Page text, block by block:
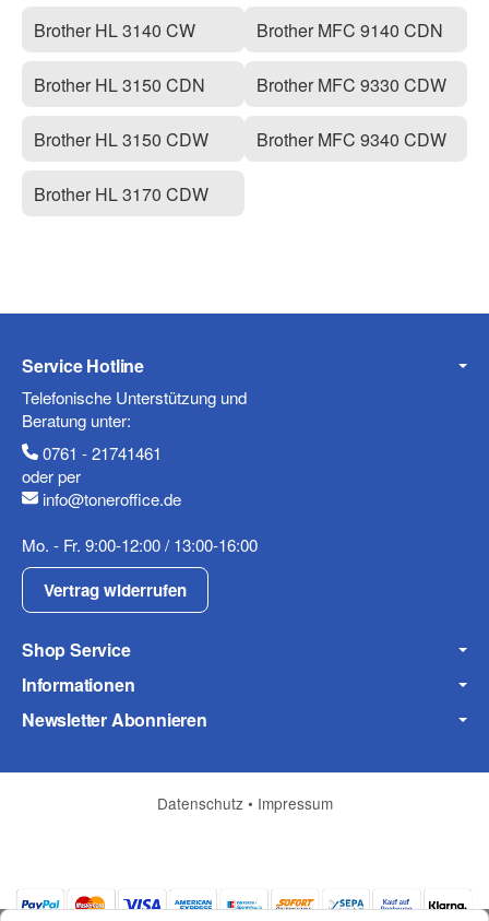
Brother HL 3140 CW
Brother HL 3150 CDN
Brother HL 3150 CDW
Brother HL 3170 CDW
Brother MFC 9140 CDN
Brother MFC 9330 CDW
Brother MFC 9340 CDW
Service Hotline
Telefonische Unterstützung und
Beratung unter:
0761 - 21741461
oder per
info@toneroffice.de
Mo. - Fr. 9:00-12:00 / 13:00-16:00
Vertrag widerrufen
Shop Service
Informationen
Newsletter Abonnieren
Datenschutz • Impressum